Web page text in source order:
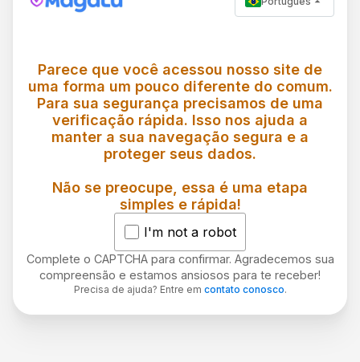
Parece que você acessou nosso site de
uma forma um pouco diferente do comum.
Para sua segurança precisamos de uma
verificação rápida. Isso nos ajuda a
manter a sua navegação segura e a
proteger seus dados.
Não se preocupe, essa é uma etapa
simples e rápida!
I'm not a robot
Complete o CAPTCHA para confirmar. Agradecemos sua
compreensão e estamos ansiosos para te receber!
Precisa de ajuda? Entre em contato conosco.